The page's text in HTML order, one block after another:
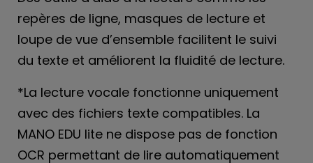
repères de ligne, masques de lecture et
loupe de vue d’ensemble facilitent le suivi
du texte et améliorent la fluidité de lecture.
*La lecture vocale fonctionne uniquement
avec des fichiers texte compatibles. La
MANO EDU lite ne dispose pas de fonction
OCR permettant de lire automatiquement